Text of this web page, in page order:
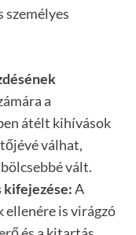
személyes
a
átélt kihívások
válhat,
vált.
kifejezése:A
ellenére is virágzó